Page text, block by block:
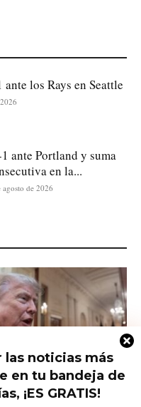
las noticias más
en tu bandeja de
¡ES GRATIS!
los Rays en Seattle
ante Portland y suma
en la...
agosto de 2026
saber del nuevo intento de
de limitar la ciudadanía...